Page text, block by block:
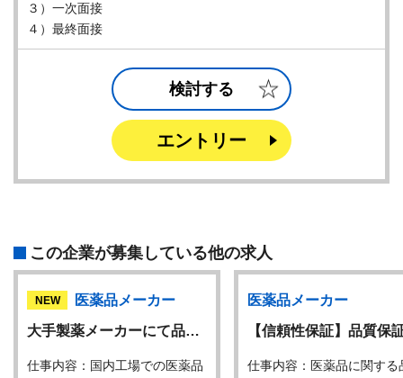
３）一次面接
４）最終面接
検討する
エントリー
この企業が募集している他の求人
NEW
医薬品メーカー
大手製薬メーカーにて品…
仕事内容：国内工場での医薬品
医薬品メーカー
【信頼性保証】品質保
仕事内容：医薬品に関する